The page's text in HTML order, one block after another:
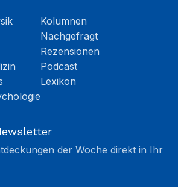
Kolumnen
Nachgefragt
Rezensionen
Podcast
Lexikon
der Woche direkt in Ihr